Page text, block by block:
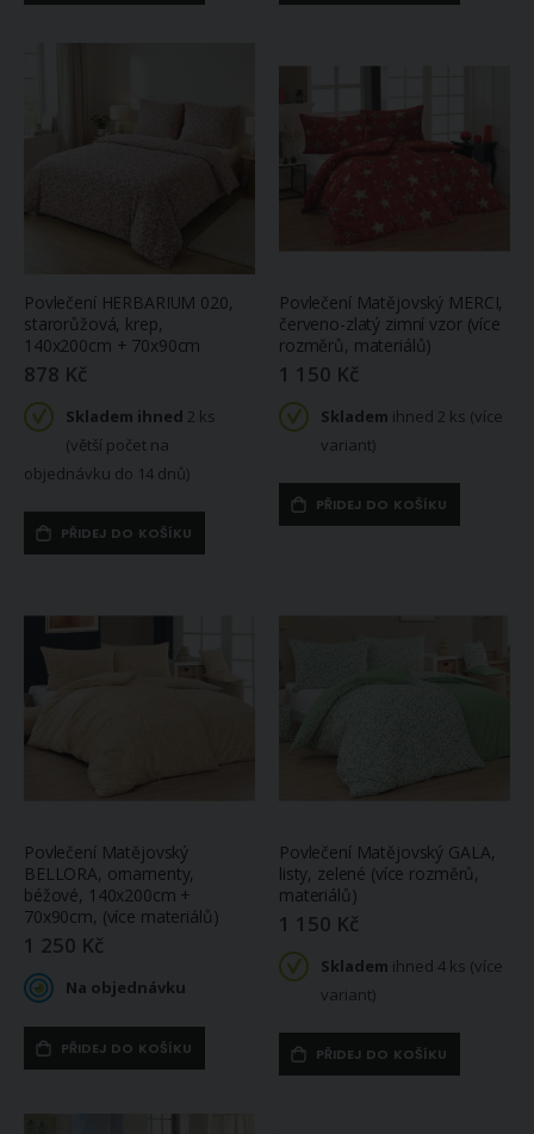
Povlečení HERBARIUM 020,
starorůžová, krep,
140x200cm + 70x90cm
878 Kč
Skladem ihned 2 ks
(větší počet na
objednávku do 14 dnů)
PŘIDEJ DO KOŠÍKU
Povlečení Matějovský MERCI,
červeno-zlatý zimní vzor (více
rozměrů, materiálů)
1 150 Kč
Skladem ihned 2 ks (více
variant)
PŘIDEJ DO KOŠÍKU
Povlečení Matějovský
BELLORA, ornamenty,
béžové, 140x200cm +
70x90cm, (více materiálů)
1 250 Kč
Na objednávku
PŘIDEJ DO KOŠÍKU
Povlečení Matějovský GALA,
listy, zelené (více rozměrů,
materiálů)
1 150 Kč
Skladem ihned 4 ks (více
variant)
PŘIDEJ DO KOŠÍKU